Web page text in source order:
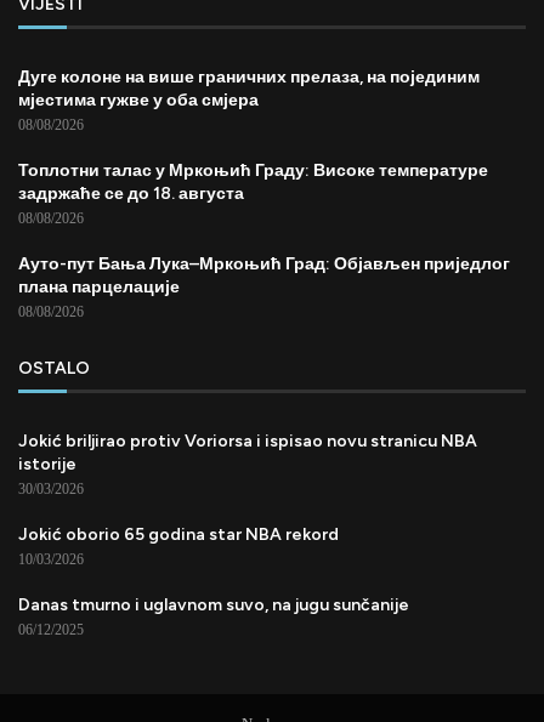
VIJESTI
Дуге колоне на више граничних прелаза, на појединим
мјестима гужве у оба смјера
08/08/2026
Топлотни талас у Мркоњић Граду: Високе температуре
задржаће се до 18. августа
08/08/2026
Ауто-пут Бања Лука–Мркоњић Град: Објављен приједлог
плана парцелације
08/08/2026
OSTALO
Jokić briljirao protiv Voriorsa i ispisao novu stranicu NBA
istorije
30/03/2026
Jokić oborio 65 godina star NBA rekord
10/03/2026
Danas tmurno i uglavnom suvo, na jugu sunčanije
06/12/2025